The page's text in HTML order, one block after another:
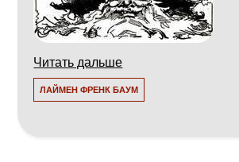
Читать дальше
ЛАЙМЕН ФРЕНК БАУМ